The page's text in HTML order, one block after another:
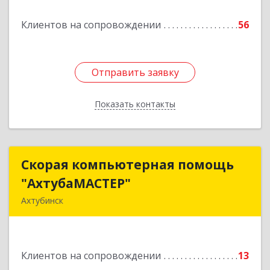
Клиентов на сопровождении 56
Отправить заявку
Показать контакты
Отправить заявку
Назад
Скорая компьютерная помощь
"АхтубаМАСТЕР"
Ахтубинск
Клиентов на сопровождении 13
Скорая компьютерная помощь
Подробнее